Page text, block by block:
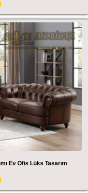
Ev Ofis Lüks Tasarım